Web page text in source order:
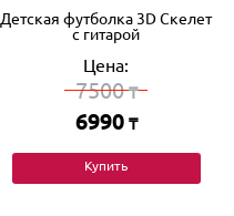
Детская футболка 3D Скелет
с гитарой
Цена:
7500₸
6990 ₸
Купить